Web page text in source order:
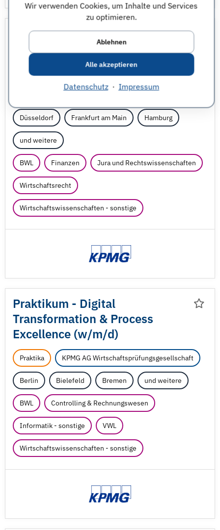
Wir verwenden Cookies, um Inhalte und Services
zu optimieren.
Ablehnen
Alle akzeptieren
Datenschutz· Impressum
(Senior) Manager Customs &
Trade (w/m/d)
Senior Professional Jobs
Düsseldorf Frankfurt am Main Hamburg
und weitere
BWL Finanzen Jura und Rechtswissenschaften
Wirtschaftsrecht
Wirtschaftswissenschaften - sonstige
Praktikum - Digital
Transformation & Process
Excellence (w/m/d)
Praktika KPMG AG Wirtschaftsprüfungsgesellschaft
Berlin Bielefeld Bremen und weitere
BWL Controlling & Rechnungswesen
Informatik - sonstige VWL
Wirtschaftswissenschaften - sonstige